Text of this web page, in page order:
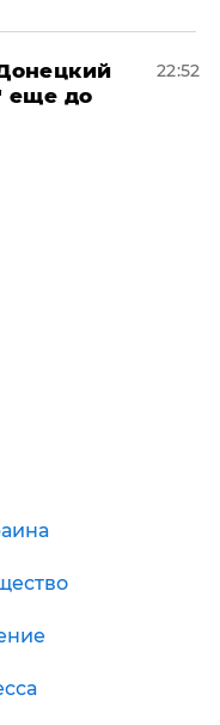
еще до
22:52